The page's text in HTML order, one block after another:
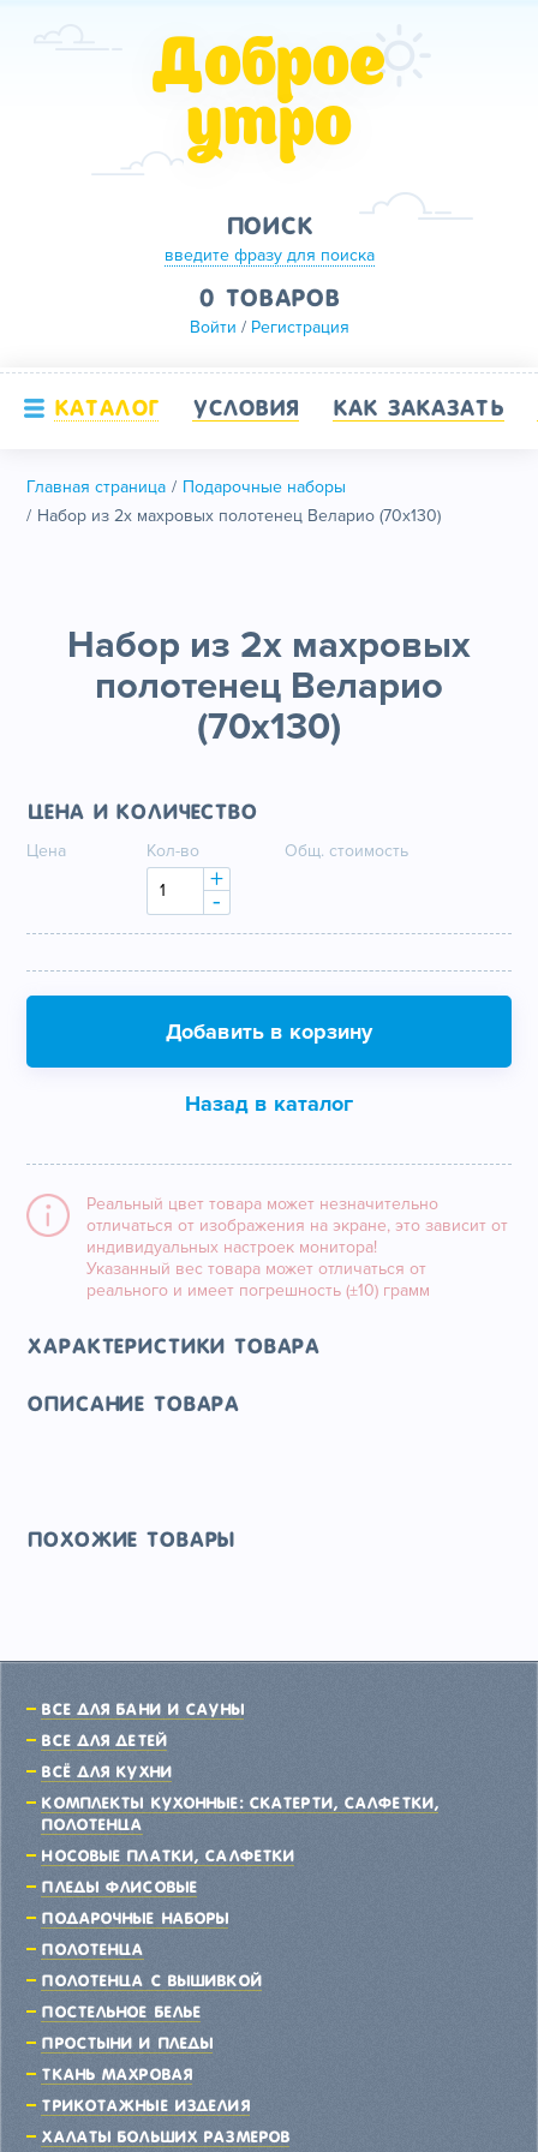
Доброе
утро
ПОИСК
введите фразу для поиска
0 ТОВАРОВ
Войти / Регистрация
КАТАЛОГ УСЛОВИЯ КАК ЗАКАЗАТЬ
Главная страница
Подарочные наборы
Набор из 2х махровых полотенец Веларио (70х130)
Набор из 2х махровых
полотенец Веларио
(70х130)
Цена и количество
Цена Кол-во
+
-
Общ. стоимость
Добавить в корзину
Назад в каталог
Реальный цвет товара может незначительно
отличаться от изображения на экране, это зависит от
индивидуальных настроек монитора!
Указанный вес товара может отличаться от
реального и имеет погрешность (±10) грамм
Характеристики товара
Описание товара
Похожие товары
Все для бани и сауны
Все для детей
Всё для кухни
Комплекты кухонные: скатерти, салфетки,
полотенца
Носовые платки, салфетки
Пледы флисовые
Подарочные наборы
Полотенца
Полотенца с вышивкой
Постельное белье
Простыни и пледы
Ткань махровая
Трикотажные изделия
Халаты больших размеров